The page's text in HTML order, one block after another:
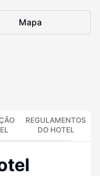
Mapa
REGULAMENTOS
DO HOTEL